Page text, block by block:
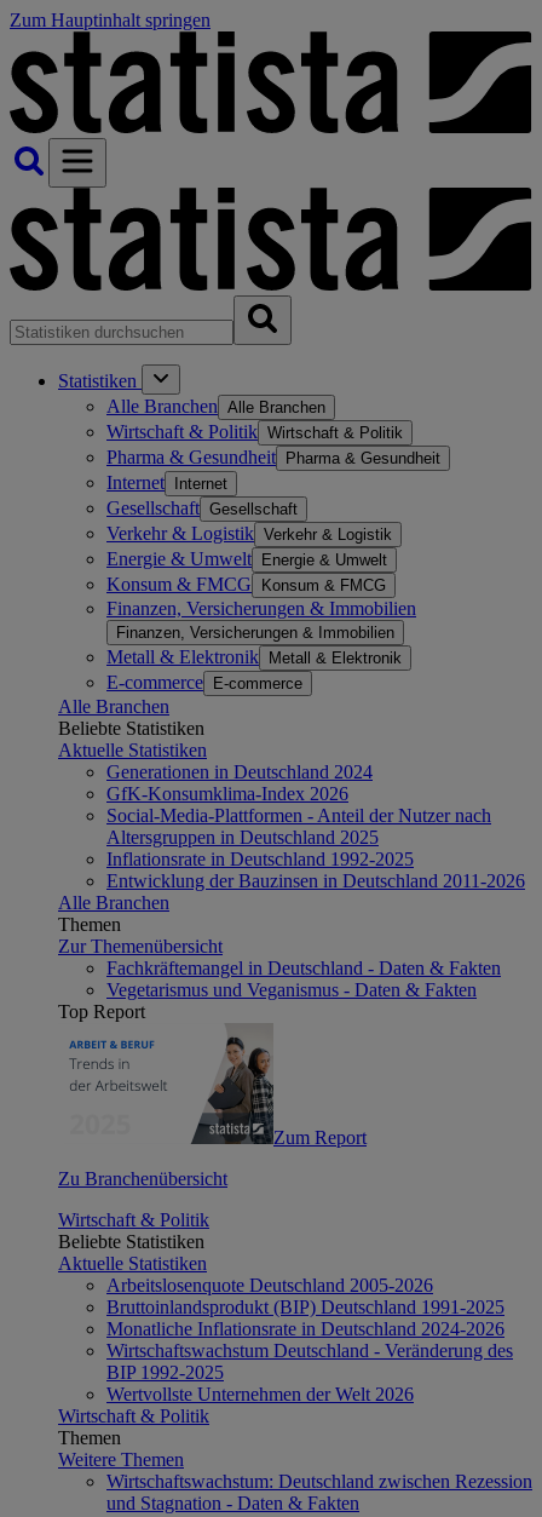
Zum Hauptinhalt springen
Statistiken
Alle Branchen Alle Branchen
Wirtschaft & Politik Wirtschaft & Politik
Pharma & Gesundheit Pharma & Gesundheit
Internet Internet
Gesellschaft Gesellschaft
Verkehr & Logistik Verkehr & Logistik
Energie & Umwelt Energie & Umwelt
Konsum & FMCG Konsum & FMCG
Finanzen, Versicherungen & Immobilien
Finanzen, Versicherungen & Immobilien
Metall & Elektronik Metall & Elektronik
E-commerce E-commerce
Alle Branchen
Beliebte Statistiken
Aktuelle Statistiken
Generationen in Deutschland 2024
GfK-Konsumklima-Index 2026
Social-Media-Plattformen - Anteil der Nutzer nach
Altersgruppen in Deutschland 2025
Inflationsrate in Deutschland 1992-2025
Entwicklung der Bauzinsen in Deutschland 2011-2026
Alle Branchen
Themen
Zur Themenübersicht
Fachkräftemangel in Deutschland - Daten & Fakten
Vegetarismus und Veganismus - Daten & Fakten
Top Report
Zum Report
Zu Branchenübersicht
Wirtschaft & Politik
Beliebte Statistiken
Aktuelle Statistiken
Arbeitslosenquote Deutschland 2005-2026
Bruttoinlandsprodukt (BIP) Deutschland 1991-2025
Monatliche Inflationsrate in Deutschland 2024-2026
Wirtschaftswachstum Deutschland - Veränderung des
BIP 1992-2025
Wertvollste Unternehmen der Welt 2026
Wirtschaft & Politik
Themen
Weitere Themen
Wirtschaftswachstum: Deutschland zwischen Rezession
und Stagnation - Daten & Fakten